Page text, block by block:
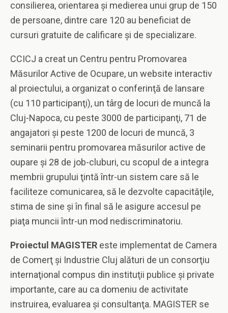
consilierea, orientarea şi medierea unui grup de 150
de persoane, dintre care 120 au beneficiat de
cursuri gratuite de calificare şi de specializare.
CCICJ a creat un Centru pentru Promovarea
Măsurilor Active de Ocupare, un website interactiv
al proiectului, a organizat o conferinţă de lansare
(cu 110 participanţi), un târg de locuri de muncă la
Cluj-Napoca, cu peste 3000 de participanţi, 71 de
angajatori şi peste 1200 de locuri de muncă, 3
seminarii pentru promovarea măsurilor active de
oupare şi 28 de job-cluburi, cu scopul de a integra
membrii grupului ţintă într-un sistem care să le
faciliteze comunicarea, să le dezvolte capacităţile,
stima de sine şi în final să le asigure accesul pe
piaţa muncii într-un mod nediscriminatoriu.
Proiectul MAGISTER este implementat de Camera
de Comerţ şi Industrie Cluj alături de un consorţiu
internaţional compus din instituţii publice şi private
importante, care au ca domeniu de activitate
instruirea, evaluarea şi consultanţa. MAGISTER se